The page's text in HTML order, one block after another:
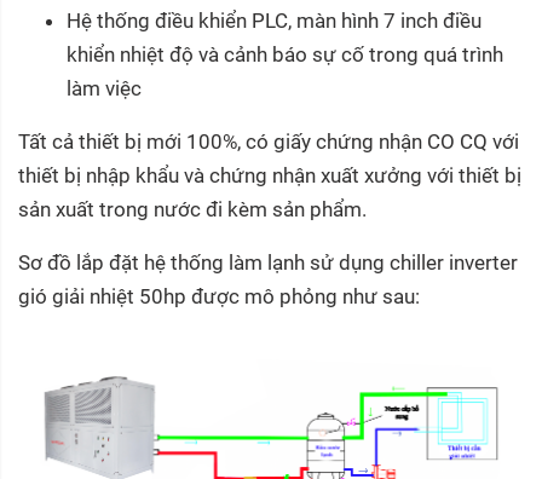
Hệ thống điều khiển PLC, màn hình 7 inch điều
khiển nhiệt độ và cảnh báo sự cố trong quá trình
làm việc
Tất cả thiết bị mới 100%, có giấy chứng nhận CO CQ với
thiết bị nhập khẩu và chứng nhận xuất xưởng với thiết bị
sản xuất trong nước đi kèm sản phẩm.
Sơ đồ lắp đặt hệ thống làm lạnh sử dụng chiller inverter
gió giải nhiệt 50hp được mô phỏng như sau: